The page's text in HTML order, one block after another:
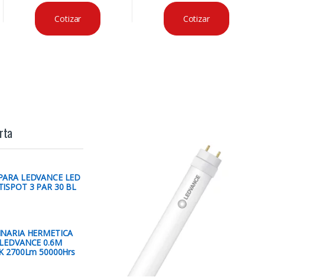
Cotizar Cotizar
LEDVANCE LED
3 PAR 30 BL
HERMETICA
0.6M
2700Lm 50000Hrs